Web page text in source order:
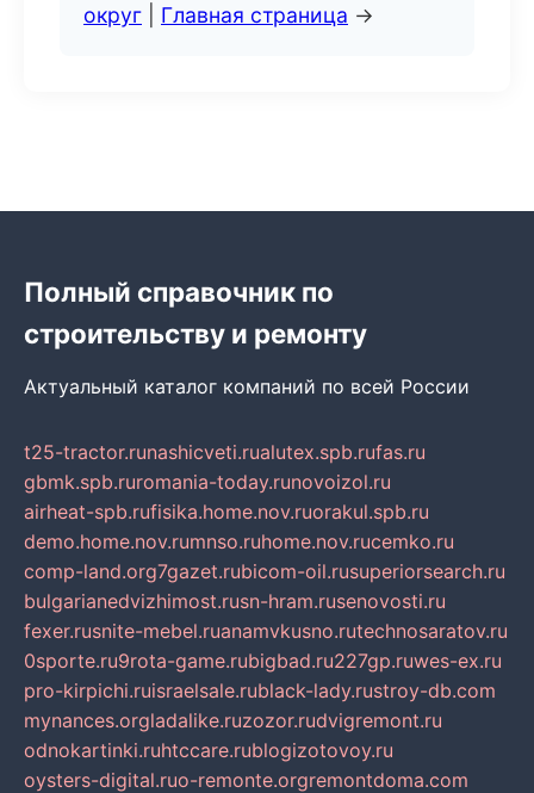
округ
Главная страница →
Полный справочник по
строительству и ремонту
Актуальный каталог компаний по всей России
t25-tractor.runashicveti.rualutex.spb.rufas.ru
gbmk.spb.ruromania-today.runovoizol.ru
airheat-spb.rufisika.home.nov.ruorakul.spb.ru
demo.home.nov.rumnso.ruhome.nov.rucemko.ru
comp-land.org7gazet.rubicom-oil.rusuperiorsearch.ru
bulgarianedvizhimost.rusn-hram.rusenovosti.ru
fexer.rusnite-mebel.ruanamvkusno.rutechnosaratov.ru
0sporte.ru9rota-game.rubigbad.ru227gp.ruwes-ex.ru
pro-kirpichi.ruisraelsale.rublack-lady.rustroy-db.com
mynances.orgladalike.ruzozor.rudvigremont.ru
odnokartinki.ruhtccare.rublogizotovoy.ru
oysters-digital.ruo-remonte.orgremontdoma.com